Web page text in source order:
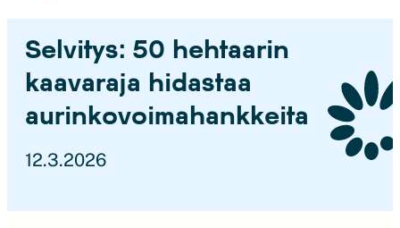
Selvitys: 50 hehtaarin
kaavaraja hidastaa
aurinkovoimahankkeita
12.3.2026